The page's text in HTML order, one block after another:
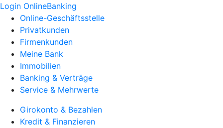
Login OnlineBanking
Online-Geschäftsstelle
Privatkunden
Firmenkunden
Meine Bank
Immobilien
Banking & Verträge
Service & Mehrwerte
Girokonto & Bezahlen
Kredit & Finanzieren